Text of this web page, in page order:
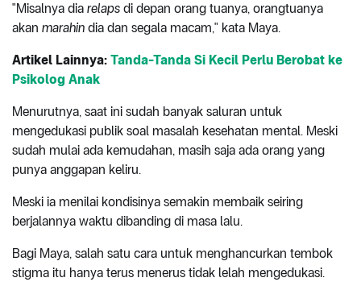
"Misalnya dia relaps di depan orang tuanya, orangtuanya
akan marahin dia dan segala macam," kata Maya.
Artikel Lainnya: Tanda-Tanda Si Kecil Perlu Berobat ke
Psikolog Anak
Menurutnya, saat ini sudah banyak saluran untuk
mengedukasi publik soal masalah kesehatan mental. Meski
sudah mulai ada kemudahan, masih saja ada orang yang
punya anggapan keliru.
Meski ia menilai kondisinya semakin membaik seiring
berjalannya waktu dibanding di masa lalu.
Bagi Maya, salah satu cara untuk menghancurkan tembok
stigma itu hanya terus menerus tidak lelah mengedukasi.